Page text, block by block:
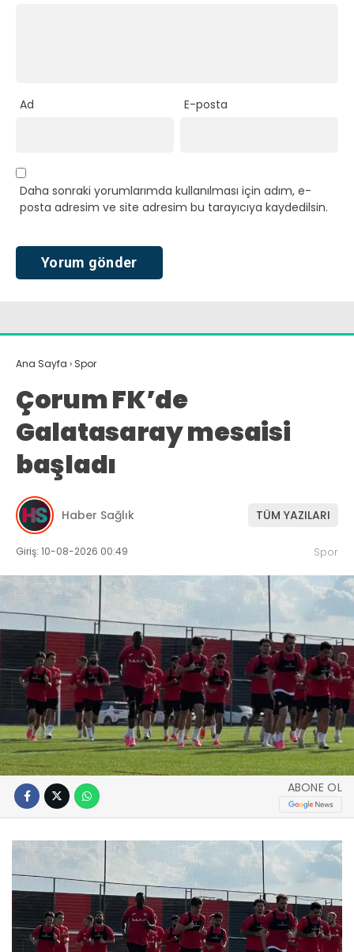
Ad E-posta
Daha sonraki yorumlarımda kullanılması için adım, e-
posta adresim ve site adresim bu tarayıcıya kaydedilsin.
Ana Sayfa › Spor
Çorum FK’de
Galatasaray mesaisi
başladı
Haber Sağlık TÜM YAZILARI
Giriş: 10-08-2026 00:49 Spor
ABONE OL